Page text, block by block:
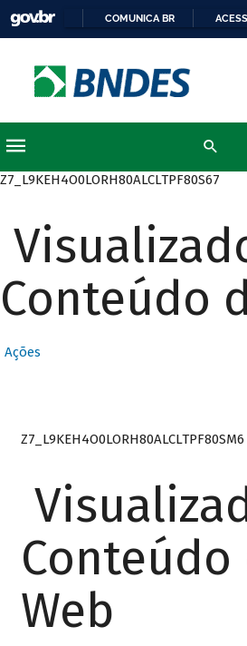
COMUNICA BR
Z7_L9KEH4O0LORH80ALCLTPF80S67
Conteúdo
Ações
Z7_L9KEH4O0LORH80ALCLTPF80SM6
Conteúdo
Web